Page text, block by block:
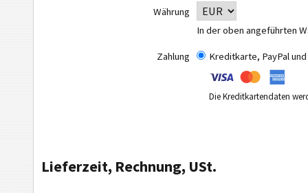
Währung
In der oben angeführten
Zahlung Kreditkarte, PayPal
Die Kreditkartendaten
Lieferzeit, Rechnung, USt.